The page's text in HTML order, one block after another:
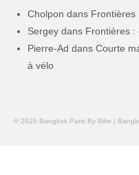
Cholpon dans Frontières
Sergey dans Frontières :
Pierre-Ad dans Courte
à vélo
© 2026 Bangkok Paris By Bike |